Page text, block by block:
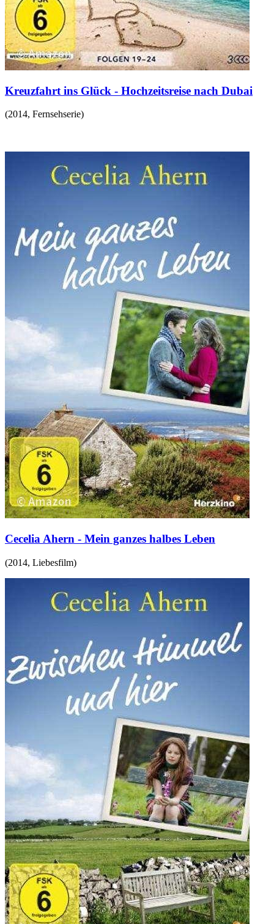
Kreuzfahrt ins Glück - Hochzeitsreise nach Dubai
(2014, Fernsehserie)
Cecelia Ahern - Mein ganzes halbes Leben
(2014, Liebesfilm)